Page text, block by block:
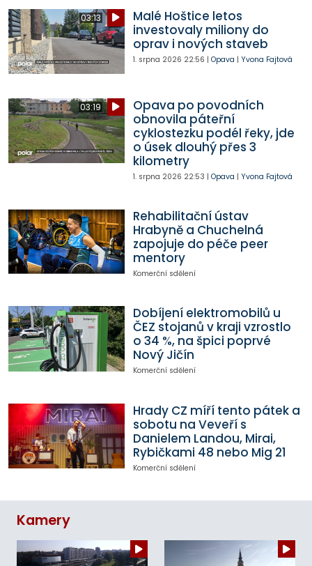
03:13
Malé Hoštice letos
investovaly miliony do
oprav i nových staveb
1. srpna 2026 22:56 | Opava | Yvona Fajtová
03:19
Opava po povodních
obnovila páteřní
cyklostezku podél řeky, jde
o úsek dlouhý přes 3
kilometry
1. srpna 2026 22:53 | Opava | Yvona Fajtová
Rehabilitační ústav
Hrabyně a Chuchelná
zapojuje do péče peer
mentory
Komerční sdělení
Dobíjení elektromobilů u
ČEZ stojanů v kraji vzrostlo
o 34 %, na špici poprvé
Nový Jičín
Komerční sdělení
Hrady CZ míří tento pátek a
sobotu na Veveří s
Danielem Landou, Mirai,
Rybičkami 48 nebo Mig 21
Komerční sdělení
Kamery